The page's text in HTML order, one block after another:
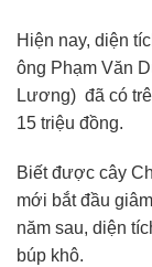
Hiện nay, diện
ông Phạm Văn
Lương) đã có
15 triệu đồng.
Biết được cây
mới bắt đầu
năm sau, diện
búp khô.